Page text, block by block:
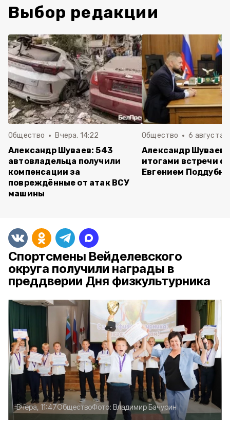
Выбор редакции
Общество Вчера, 14:22
Александр Шуваев: 543
автовладельца получили
компенсации за
повреждённые от атак ВСУ
машины
Общество 6 августа ,
Александр Шуваев
итогами встречи с
Евгением
Спортсмены Вейделевского
округа получили награды в
преддверии Дня физкультурника
Вчера, 11:47ОбществоФото: Владимир Бачурин